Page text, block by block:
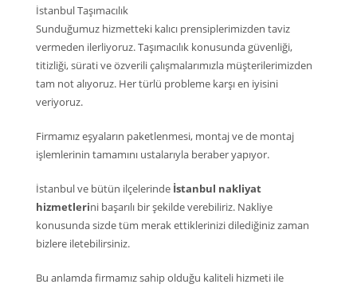
İstanbul Taşımacılık
Sunduğumuz hizmetteki kalıcı prensiplerimizden taviz
vermeden ilerliyoruz. Taşımacılık konusunda güvenliği,
titizliği, sürati ve özverili çalışmalarımızla müşterilerimizden
tam not alıyoruz. Her türlü probleme karşı en iyisini
veriyoruz.
Firmamız eşyaların paketlenmesi, montaj ve de montaj
işlemlerinin tamamını ustalarıyla beraber yapıyor.
İstanbul ve bütün ilçelerinde İstanbul nakliyat
hizmetlerini başarılı bir şekilde verebiliriz. Nakliye
konusunda sizde tüm merak ettiklerinizi dilediğiniz zaman
bizlere iletebilirsiniz.
Bu anlamda firmamız sahip olduğu kaliteli hizmeti ile